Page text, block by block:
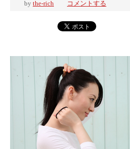
by the-rich コメントする